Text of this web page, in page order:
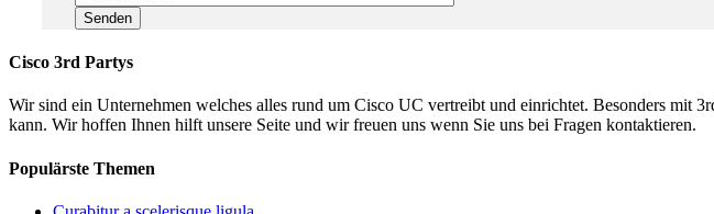
Cisco 3rd Partys
Wir sind ein Unternehmen welches alles rund um Cisco UC vertreibt und einrichtet. Besonders mit
kann. Wir hoffen Ihnen hilft unsere Seite und wir freuen uns wenn Sie uns bei Fragen kontaktieren.
Populärste Themen